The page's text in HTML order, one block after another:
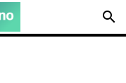
search